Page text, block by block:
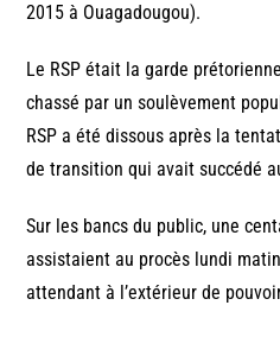
2015 à Ouagadougou).
Le RSP était la garde
chassé par un soulèvement
RSP a été dissous après la
de transition qui avait succédé
Sur les bancs du public, une
assistaient au procès lundi
attendant à l’extérieur de